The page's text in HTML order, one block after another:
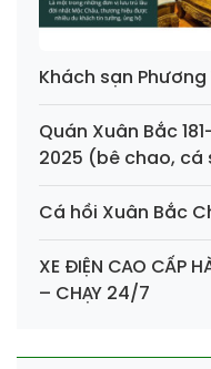
Khách sạn
Quán Xuân Bắc
2025 (bê chao,
Cá hồi Xuân Bắc
XE ĐIỆN CAO CẤP
– CHẠY 24/7